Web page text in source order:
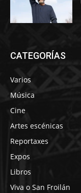
CATEGORÍAS
Varios
Música
Cine
Artes escénicas
Reportaxes
Expos
Libros
Viva o San Froilán